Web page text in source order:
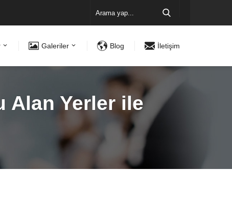
Galeriler Blog İletişim
Alan Yerler ile